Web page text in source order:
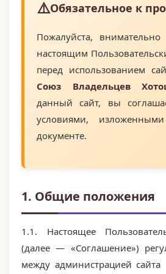
Обязательное к
Пожалуйста, внимательно
настоящим
перед использованием
Союз Владельцев
данный сайт, вы
условиями,
документе.
1. Общие положения
1.1. Настоящее
(далее — «Соглашение»)
между администрацией сайта